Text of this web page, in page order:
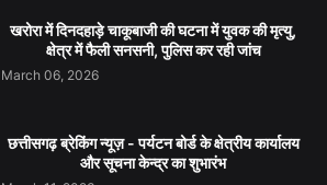
खरोरा में दिनदहाड़े चाकूबाजी की घटना में युवक की मृत्यु,
क्षेत्र में फैली सनसनी, पुलिस कर रही जांच
March 06, 2026
छत्तीसगढ़ ब्रेकिंग न्यूज़ - पर्यटन बोर्ड के क्षेत्रीय कार्यालय
और सूचना केन्द्र का शुभारंभ